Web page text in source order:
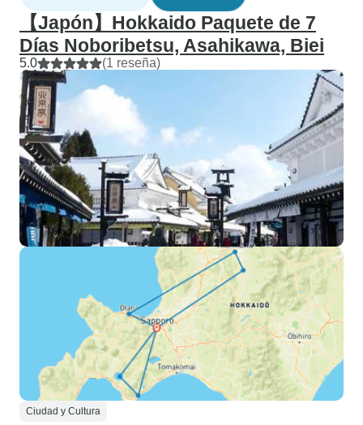
【Japón】Hokkaido Paquete de 7
Días Noboribetsu, Asahikawa, Biei
5.0 (1 reseña)
Ciudad y Cultura